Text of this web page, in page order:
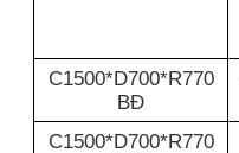
C1500*D700*R770
BĐ
C1500*D700*R770